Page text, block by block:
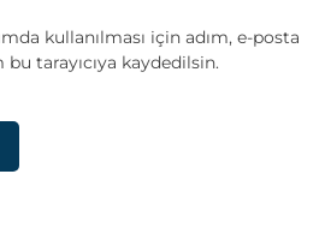
kullanılması için adım, e-posta
tarayıcıya kaydedilsin.